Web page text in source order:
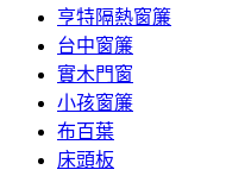
亨特隔熱窗簾
台中窗簾
實木門窗
小孩窗簾
布百葉
床頭板